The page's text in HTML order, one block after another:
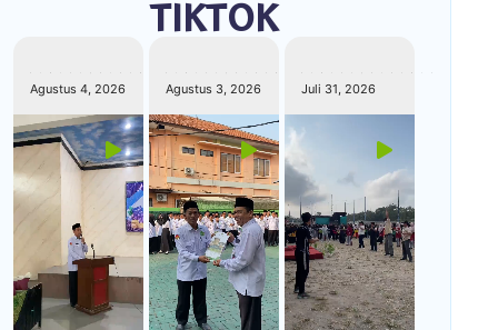
Kemenag Kebumen Sosialisasikan
Diminta Hindari Kesalahan Data
Galeri